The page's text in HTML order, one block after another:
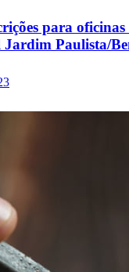
para
Paulista/